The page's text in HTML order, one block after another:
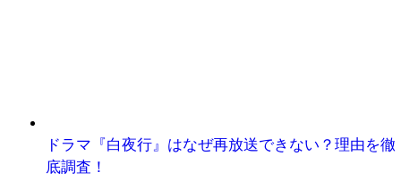
ドラマ『白夜行』はなぜ再放送できない？理由を徹
底調査！